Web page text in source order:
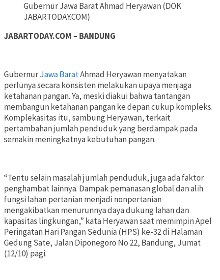
Gubernur Jawa Barat Ahmad Heryawan (DOK
JABARTODAY.COM)
JABARTODAY.COM – BANDUNG
GubernurJawa BaratAhmad Heryawan menyatakan
perlunya secara konsisten melakukan upaya menjaga
ketahanan pangan. Ya, meski diakui bahwa tantangan
membangun ketahanan pangan ke depan cukup kompleks.
Komplekasitas itu, sambung Heryawan, terkait
pertambahan jumlah penduduk yang berdampak pada
semakin meningkatnya kebutuhan pangan.
“Tentu selain masalah jumlah penduduk, juga ada faktor
penghambat lainnya. Dampak pemanasan global dan alih
fungsi lahan pertanian menjadi nonpertanian
mengakibatkan menurunnya daya dukung lahan dan
kapasitas lingkungan,” kata Heryawan saat memimpin Apel
Peringatan Hari Pangan Sedunia (HPS) ke-32 di Halaman
Gedung Sate, Jalan Diponegoro No 22, Bandung, Jumat
(12/10) pagi.